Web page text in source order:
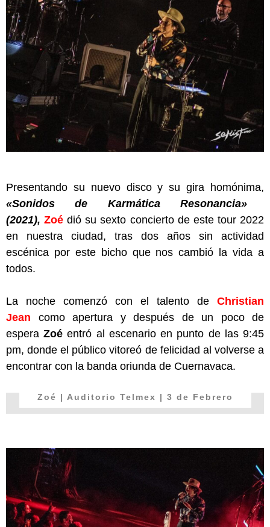
Presentando su nuevo disco y su gira homónima,
«Sonidos de Karmática Resonancia»
(2021), Zoé dió su sexto concierto de este tour 2022
en nuestra ciudad, tras dos años sin actividad
escénica por este bicho que nos cambió la vida a
todos.
La noche comenzó con el talento de Christian
Jean como apertura y después de un poco de
esperaZoé entró al escenario en punto de las 9:45
pm, donde el público vitoreó de felicidad al volverse a
encontrar con la banda oriunda de Cuernavaca.
Zoé | Auditorio Telmex | 3 de Febrero